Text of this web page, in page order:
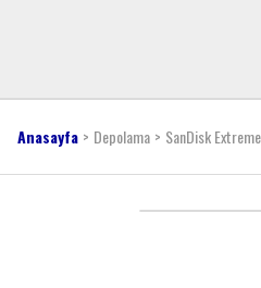
Anasayfa Depolama SanDisk